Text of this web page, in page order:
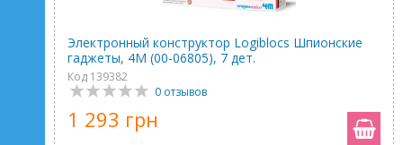
Электронный конструктор Logiblocs Шпионские
гаджеты, 4M (00-06805), 7 дет.
Код 139382
0 отзывов
1 293 грн